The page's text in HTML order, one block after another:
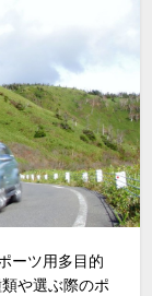
ーツ用多目的
や選ぶ際のポ